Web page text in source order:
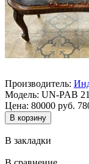
Производитель:
Модель: UN-PAB
Цена: 80000 руб.
В закладки